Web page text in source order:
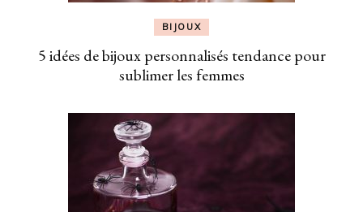
BIJOUX
5 idées de bijoux personnalisés tendance pour
sublimer les femmes